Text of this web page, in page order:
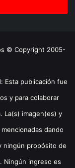
© Copyright 2005-
Esta publicación fue
y para colaborar
La(s) imagen(es) y
dando
ningún propósito de
Ningún ingreso es